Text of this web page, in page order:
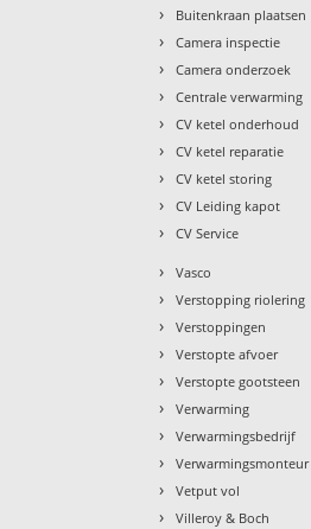
› Buitenkraan plaatsen
› Camera inspectie
› Camera onderzoek
› Centrale verwarming
› CV ketel onderhoud
› CV ketel reparatie
› CV ketel storing
› CV Leiding kapot
› CV Service
› Vasco
› Verstopping riolering
› Verstoppingen
› Verstopte afvoer
› Verstopte gootsteen
› Verwarming
› Verwarmingsbedrijf
› Verwarmingsmonteur
› Vetput vol
› Villeroy & Boch